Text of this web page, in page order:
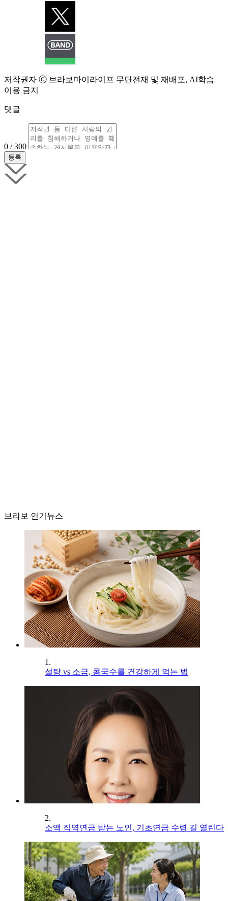
저작권자 ⓒ 브라보마이라이프 무단전재 및 재배포, AI학습
이용 금지
댓글
0 / 300
브라보 인기뉴스
1.
설탕 vs 소금, 콩국수를 건강하게 먹는 법
2.
소액 직역연금 받는 노인, 기초연금 수령 길 열린다